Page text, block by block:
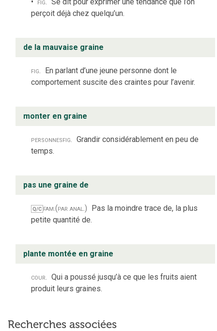
perçoit déjà chez quelqu’un.
de la mauvaise graine
fig. En parlant d’une jeune personne dont le
comportement suscite des craintes pour l’avenir.
monter en graine
personnesfig. Grandir considérablement en peu de
temps.
pas une graine de
Q/C fam.(par anal.) Pas la moindre trace de, la plus
petite quantité de.
plante montée en graine
cour. Qui a poussé jusqu’à ce que les fruits aient
produit leurs graines.
Recherches associées